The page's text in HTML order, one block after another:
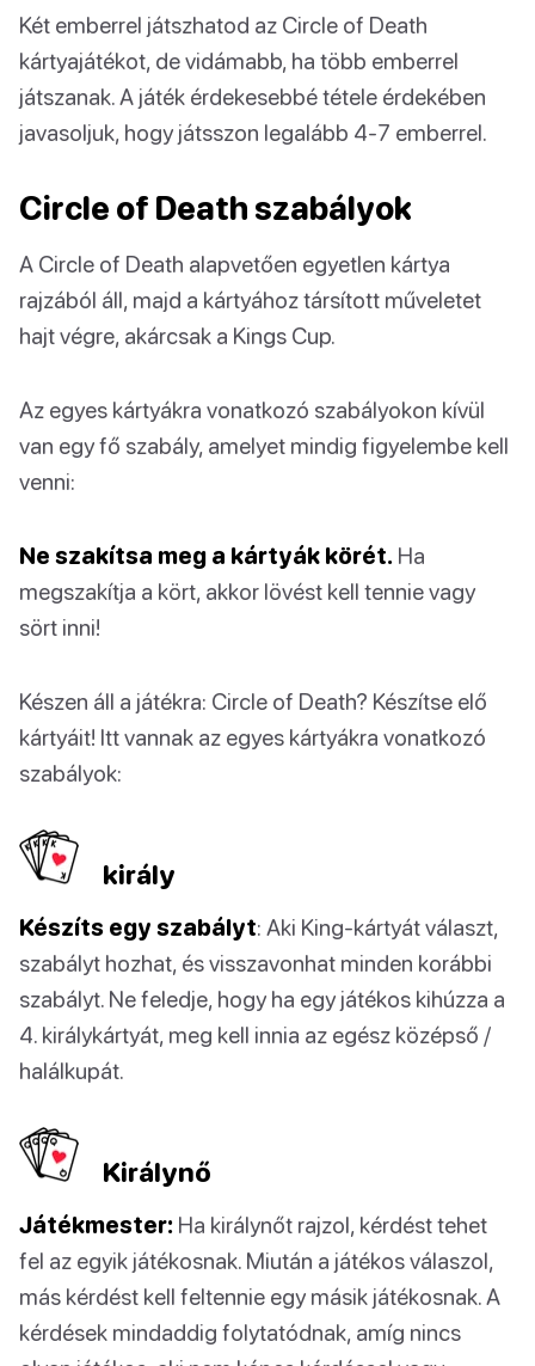
Két emberrel játszhatod az Circle of Death
kártyajátékot, de vidámabb, ha több emberrel
játszanak. A játék érdekesebbé tétele érdekében
javasoljuk, hogy játsszon legalább 4-7 emberrel.
Circle of Death szabályok
A Circle of Death alapvetően egyetlen kártya
rajzából áll, majd a kártyához társított műveletet
hajt végre, akárcsak a Kings Cup.
Az egyes kártyákra vonatkozó szabályokon kívül
van egy fő szabály, amelyet mindig figyelembe kell
venni:
Ne szakítsa meg a kártyák körét. Ha
megszakítja a kört, akkor lövést kell tennie vagy
sört inni!
Készen áll a játékra: Circle of Death? Készítse elő
kártyáit! Itt vannak az egyes kártyákra vonatkozó
szabályok:
király
Készíts egy szabályt: Aki King-kártyát választ,
szabályt hozhat, és visszavonhat minden korábbi
szabályt. Ne feledje, hogy ha egy játékos kihúzza a
4. királykártyát, meg kell innia az egész középső /
halálkupát.
Királynő
Játékmester: Ha királynőt rajzol, kérdést tehet
fel az egyik játékosnak. Miután a játékos válaszol,
más kérdést kell feltennie egy másik játékosnak. A
kérdések mindaddig folytatódnak, amíg nincs